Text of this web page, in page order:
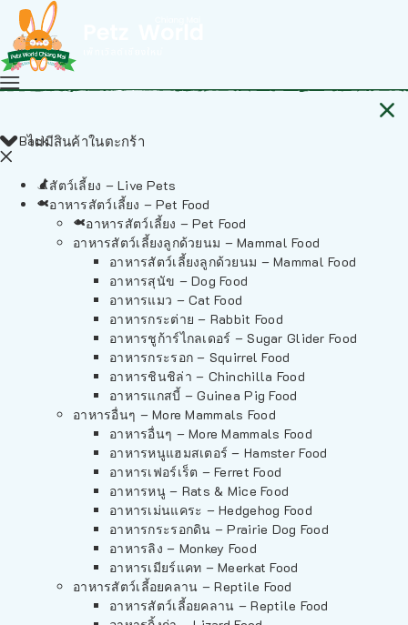
ไม่มีสินค้าในตะกร้า
Back
สัตว์เลี้ยง – Live Pets
อาหารสัตว์เลี้ยง – Pet Food
อาหารสัตว์เลี้ยง – Pet Food
อาหารสัตว์เลี้ยงลูกด้วยนม – Mammal Food
อาหารสัตว์เลี้ยงลูกด้วยนม – Mammal Food
อาหารสุนัข – Dog Food
อาหารแมว – Cat Food
อาหารกระต่าย – Rabbit Food
อาหารชูก้าร์ไกลเดอร์ – Sugar Glider Food
อาหารกระรอก – Squirrel Food
อาหารชินชิล่า – Chinchilla Food
อาหารแกสบี้ – Guinea Pig Food
อาหารอื่นๆ – More Mammals Food
อาหารอื่นๆ – More Mammals Food
อาหารหนูแฮมสเตอร์ – Hamster Food
อาหารเฟอร์เร็ต – Ferret Food
อาหารหนู – Rats & Mice Food
อาหารเม่นแคระ – Hedgehog Food
อาหารกระรอกดิน – Prairie Dog Food
อาหารลิง – Monkey Food
อาหารเมียร์แคท – Meerkat Food
อาหารสัตว์เลี้อยคลาน – Reptile Food
อาหารสัตว์เลี้อยคลาน – Reptile Food